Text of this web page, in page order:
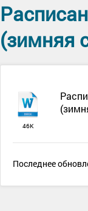
(зимняя
46К
Последнее